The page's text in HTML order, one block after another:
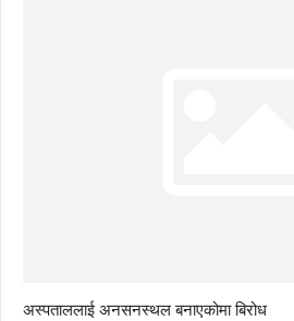
अस्पताललाई अनसनस्थल बनाएकोमा बिरोध